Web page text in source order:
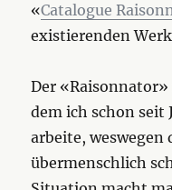
«Catalogue
existierenden
Der
dem ich schon seit
arbeite, weswegen
übermenschlich